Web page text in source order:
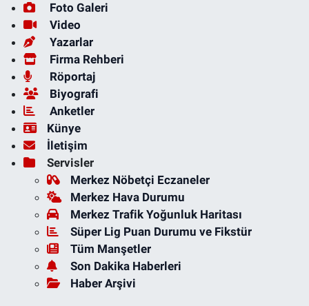
Foto Galeri
Video
Yazarlar
Firma Rehberi
Röportaj
Biyografi
Anketler
Künye
İletişim
Servisler
Merkez Nöbetçi Eczaneler
Merkez Hava Durumu
Merkez Trafik Yoğunluk Haritası
Süper Lig Puan Durumu ve Fikstür
Tüm Manşetler
Son Dakika Haberleri
Haber Arşivi